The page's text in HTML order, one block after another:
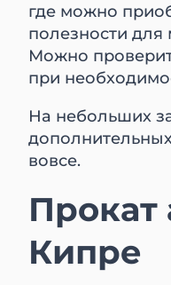
где можно
полезности
Можно
при
На небольших
вовсе.
Прокат
Кипре